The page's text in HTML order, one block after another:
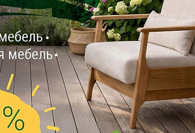
подъем, сборка*
вас способом: наличные,
эквайринг и СБП
с ндс и без НДС